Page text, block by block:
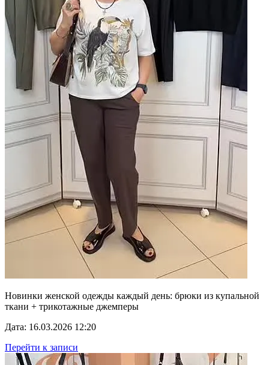
Новинки женской одежды каждый день: брюки из купальной
ткани + трикотажные джемперы
Дата: 16.03.2026 12:20
Перейти к записи